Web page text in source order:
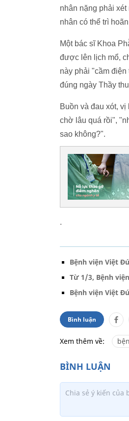
nhân nặng phải
nhân có thể trì
Một bác sĩ Khoa
được lên lịch mổ,
này phải "cầm
đúng ngày Thầy
Buồn và đau xót,
chờ lâu quá rồi",
sao không?".
.
Bệnh viện Việt
Từ 1/3, Bệnh
Bệnh viện Việt
Bình luận
Xem thêm về: